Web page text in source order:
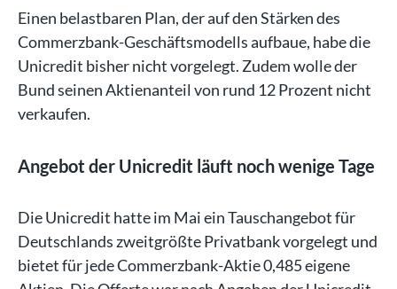
Einen belastbaren Plan, der auf den Stärken des
Commerzbank-Geschäftsmodells aufbaue, habe die
Unicredit bisher nicht vorgelegt. Zudem wolle der
Bund seinen Aktienanteil von rund 12 Prozent nicht
verkaufen.
Angebot der Unicredit läuft noch wenige Tage
Die Unicredit hatte im Mai ein Tauschangebot für
Deutschlands zweitgrößte Privatbank vorgelegt und
bietet für jede Commerzbank-Aktie 0,485 eigene